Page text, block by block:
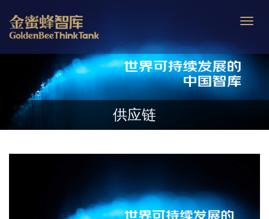
Toggle
供应链